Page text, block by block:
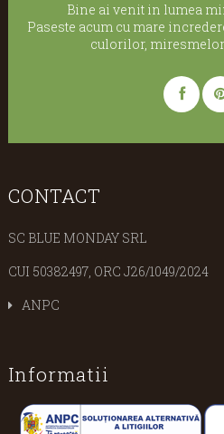
Bine ai venit in lumea
Paseste acum cu mare
culorilor,
CONTACT
SC BLUE MONDAY SRL
CUI 50382497, ORC J26/1049/2024
ANPC
Informatii